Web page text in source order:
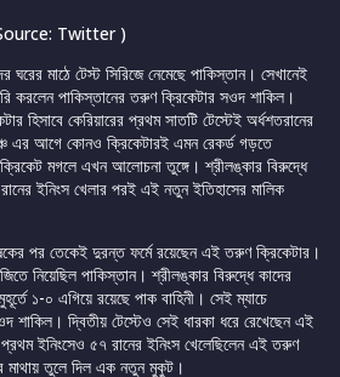
Twitter )
ঘরের মাঠে টেস্ট সিরিজে নেমেছে পাকিস্তান। সেখানেই
করলেন পাকিস্তানের তরুণ ক্রিকেটার সওদ শাকিল।
হিসাবে কেরিয়ারের প্রথম সাতটি টেস্টেই অর্ধশতরানের
এর আগে কোনও ক্রিকেটারই এমন রেকর্ড গড়তে
মগলে এখন আলোচনা তুঙ্গে। শ্রীলঙ্কার বিরুদ্ধে
ইনিংস খেলার পরই এই নতুন ইতিহাসের মালিক
পর তেকেই দুরন্ত ফর্মে রয়েছেন এই তরুণ ক্রিকেটার।
নিয়েছিল পাকিস্তান। শ্রীলঙ্কার বিরুদ্ধে কাদের
১-০ এগিয়ে রয়েছে পাক বাহিনী। সেই ম্যাচে
শাকিল। দ্বিতীয় টেস্টেও সেই ধারকা ধরে রেখেছেন এই
ইনিংসেও ৫৭ রানের ইনিংস খেলেছিলেন এই তরুণ
মাথায় তুলে দিল এক নতুন মুকুট।